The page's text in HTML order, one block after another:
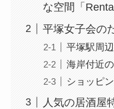
な空間「
平塚女子会の
平塚駅周
海岸付近
ショッピ
人気の居酒屋